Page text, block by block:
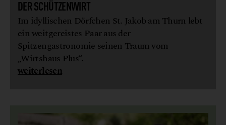
DER SCHÜTZENWIRT
Im idyllischen Dörfchen St. Jakob am Thurn lebt
ein weitgereistes Paar aus der
Spitzengastronomie seinen Traum vom
„Wirtshaus Plus“.
weiterlesen